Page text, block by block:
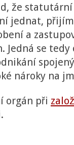
že statutární
jednat,
a
Jedná se
nároky na
orgán při